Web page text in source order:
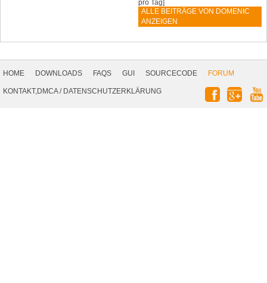
pro Tag]
ALLE BEITRÄGE VON DOMENIC
ANZEIGEN
Navigation
HOME DOWNLOADS FAQS GUI SOURCECODE
FORUM
KONTAKT,DMCA/ DATENSCHUTZERKLÄRUNG